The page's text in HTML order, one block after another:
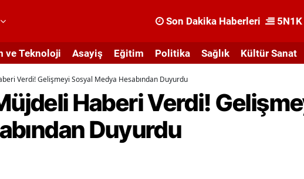
Son Dakika Haberleri
ve Teknoloji Asayiş Eğitim Politika Sağlık Kültür Sanat
Verdi! Gelişmeyi Sosyal Medya Hesabından Duyurdu
Haberi Verdi!
Duyurdu